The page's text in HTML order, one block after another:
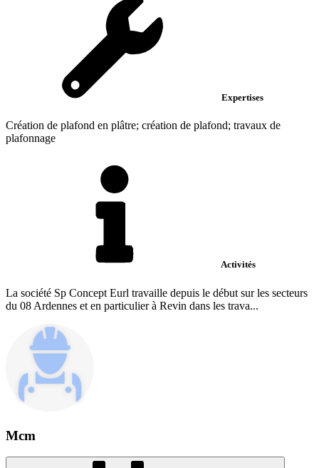
Expertises
Création de plafond en plâtre; création de plafond; travaux de
plafonnage
Activités
La société Sp Concept Eurl travaille depuis le début sur les secteurs
du 08 Ardennes et en particulier à Revin dans les trava...
Mcm